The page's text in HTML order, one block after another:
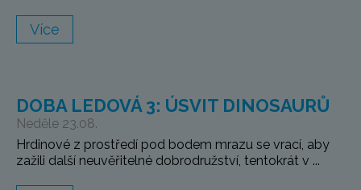
Více
DOBA LEDOVÁ 3: ÚSVIT DINOSAURŮ
Neděle 23.08.
Hrdinové z prostředí pod bodem mrazu se vrací, aby
zažili další neuvěřitelné dobrodružství, tentokrát v ...